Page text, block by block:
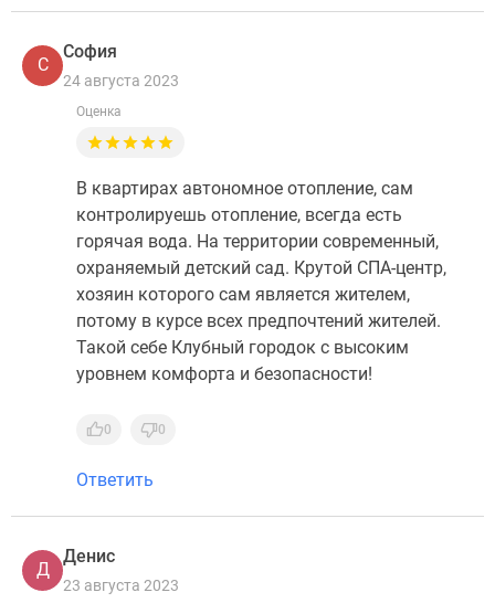
С
София
24 августа 2023
Оценка
В квартирах автономное отопление, сам
контролируешь отопление, всегда есть
горячая вода. На территории современный,
охраняемый детский сад. Крутой СПА-центр,
хозяин которого сам является жителем,
потому в курсе всех предпочтений жителей.
Такой себе Клубный городок с высоким
уровнем комфорта и безопасности!
0 0
Ответить
Д
Денис
23 августа 2023